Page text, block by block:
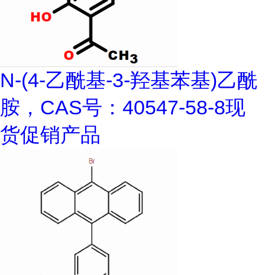
N-(4-乙酰基-3-羟基苯基)乙酰
胺，CAS号：40547-58-8现
货促销产品